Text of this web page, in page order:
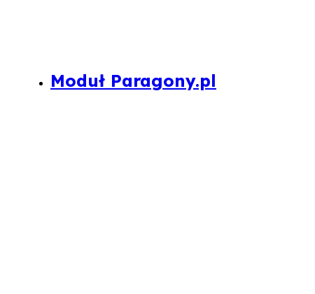
Moduł Paragony.pl